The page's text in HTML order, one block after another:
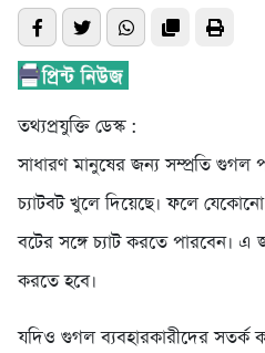
তথ্যপ্রযুক্তি ডেস্ক :
সাধারণ মানুষের জন্য সম্প্রতি গুগল
চ্যাটবট খুলে দিয়েছে। ফলে
বটের সঙ্গে চ্যাট করতে পারবেন।
করতে হবে।
যদিও গুগল ব্যবহারকারীদের